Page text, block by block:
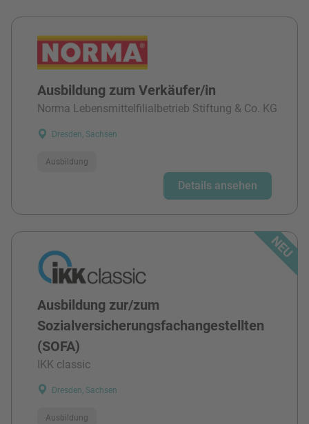
Alle Stellen
Ausbildung zum Verkäufer/in
Norma Lebensmittelfilialbetrieb Stiftung & Co. KG
Dresden, Sachsen
Ausbildung
Details ansehen
Ausbildung zur/zum
Sozialversicherungsfachangestellten
(SOFA)
IKK classic
Dresden, Sachsen
Ausbildung